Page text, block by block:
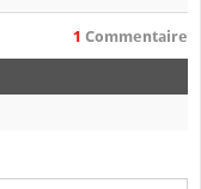
1 Commentaire